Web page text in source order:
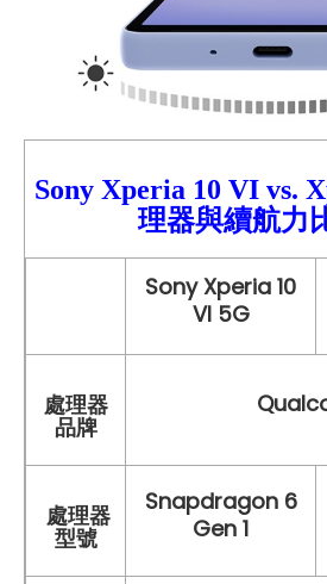
Sony Xperia 10 VIvs.
理器與續航力
Sony Xperia 10
VI 5G
處理器
品牌
處理器
型號
Snapdragon 6
Gen 1